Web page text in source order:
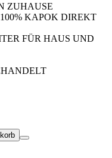
ZUHAUSE
KAPOK DIREKT
FÜR HAUS UND